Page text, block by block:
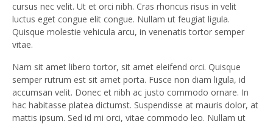
cursus nec velit. Ut et orci nibh. Cras rhoncus risus in velit
luctus eget congue elit congue. Nullam ut feugiat ligula.
Quisque molestie vehicula arcu, in venenatis tortor semper
vitae.
Nam sit amet libero tortor, sit amet eleifend orci. Quisque
semper rutrum est sit amet porta. Fusce non diam ligula, id
accumsan velit. Donec et nibh ac justo commodo ornare. In
hac habitasse platea dictumst. Suspendisse at mauris dolor, at
mattis ipsum. Sed id mi orci, vitae commodo leo. Nullam ut